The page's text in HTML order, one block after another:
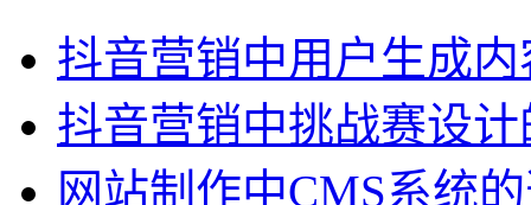
抖音营销中用户生成
抖音营销中挑战赛设
网站制作中CMS系统